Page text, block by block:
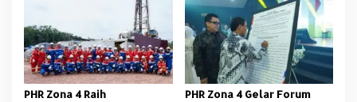
PHR Zona 4 Raih
PHR Zona 4 Gelar Forum